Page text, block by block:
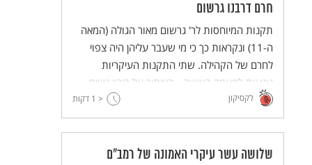
חרם דרבנו גרשום
תקנות המיוחסות לר' גרשום מאור הגולה (המאה
ה-11) ונקראות כך כי מי שעבר עליהן היה צפוי
לחרם של הקהילה. שתי התקנות העיקריות
נוגעות למעמד האישה - האיסור על ריבוי נשים
והאיסור לתת לאישה גט בניגוד לרצונה, והן
נחשבות לתיקון החשוב ביותר בדיני אישות
במשפט העברי.
לקסיקון < 1 דקות
שלושה עשר עיקרי האמונה של רמב"ם